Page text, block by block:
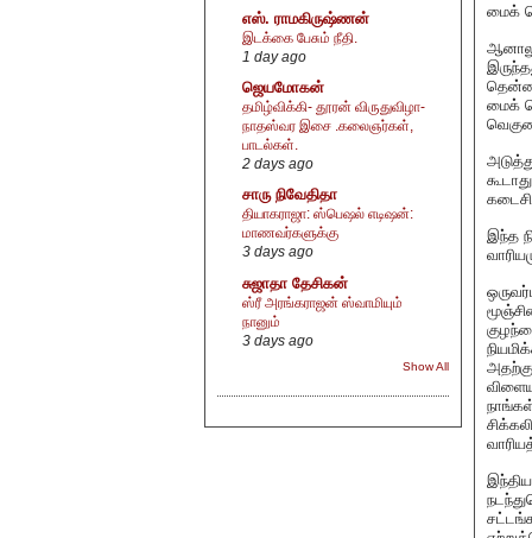
எஸ். ராமகிருஷ்ணன்
இடக்கை பேசும் நீதி.
1 day ago
ஜெயமோகன்
தமிழ்விக்கி- தூரன் விருதுவிழா-
நாதஸ்வர இசை .கலைஞர்கள்,
பாடல்கள்.
2 days ago
சாரு நிவேதிதா
தியாகராஜா: ஸ்பெஷல் எடிஷன்:
மாணவர்களுக்கு
3 days ago
சுஜாதா தேசிகன்
ஸ்ரீ அரங்கராஜன் ஸ்வாமியும்
நானும்
3 days ago
Show All
மைக்
மைக்
இந்த